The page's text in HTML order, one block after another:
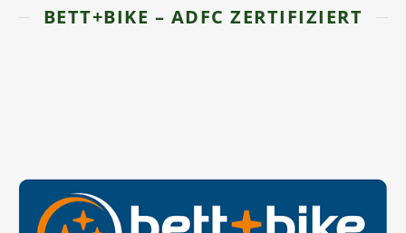
BETT+BIKE – ADFC ZERTIFIZIERT